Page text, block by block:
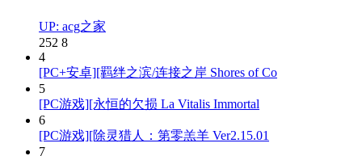
UP: acg之家
252 8
4
[PC+安卓][羁绊之滨/连接之岸 Shores of Co
5
[PC游戏][永恒的欠损 La Vitalis Immortal
6
[PC游戏][除灵猎人：第零羔羊 Ver2.15.01
7